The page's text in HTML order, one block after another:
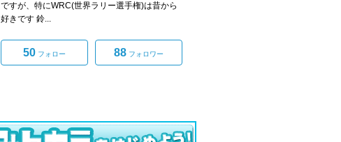
ですが、特にWRC(世界ラリー選手権)は昔から
好きです 鈴...
50 フォロー 88 フォロワー